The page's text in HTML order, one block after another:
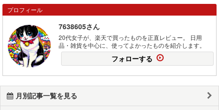
プロフィール
7638605さん
20代女子が、楽天で買ったものを正直レビュー。 日用
品・雑貨を中心に、使ってよかったものを紹介します。
フォローする
月別記事一覧を見る